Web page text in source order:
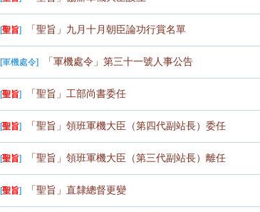
[聖旨] 「聖旨」九月十月朝臣論功行賞名單
[軍機處令] 「軍機處令」第三十一號人事公告
[聖旨] 「聖旨」工部尚書委任
[聖旨] 「聖旨」領班軍機大臣（第四代副站長）委任
[聖旨] 「聖旨」領班軍機大臣（第三代副站長）離任
[聖旨] 「聖旨」直隸總督更變